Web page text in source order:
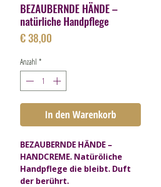
BEZAUBERNDE HÄNDE –
natürliche Handpflege
€ 38,00
Anzahl *
In den Warenkorb
BEZAUBERNDE HÄNDE –
HANDCREME. Natüröliche
Handpflege die bleibt. Duft
der berührt.